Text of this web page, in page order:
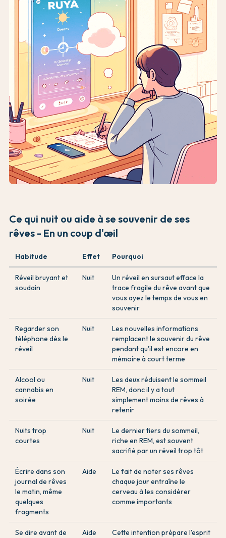
Ce qui nuit ou aide à se souvenir de ses
rêves - En un coup d'œil
Habitude Effet Pourquoi
Réveil bruyant et
soudain
Nuit
Un réveil en sursaut efface la
trace fragile du rêve avant que
vous ayez le temps de vous en
souvenir
Regarder son
téléphone dès le
réveil
Nuit
Les nouvelles informations
remplacent le souvenir du rêve
pendant qu'il est encore en
mémoire à court terme
Alcool ou
cannabis en
soirée
Nuit
Les deux réduisent le sommeil
REM, donc il y a tout
simplement moins de rêves à
retenir
Nuits trop
courtes
Nuit
Le dernier tiers du sommeil,
riche en REM, est souvent
sacrifié par un réveil trop tôt
Écrire dans son
journal de rêves
le matin, même
quelques
fragments
Aide
Le fait de noter ses rêves
chaque jour entraîne le
cerveau à les considérer
comme importants
Se dire avant de
Aide
Cette intention prépare l'esprit